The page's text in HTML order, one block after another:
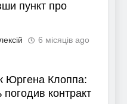
пункт про
6 місяців ago
Юргена Клоппа:
погодив контракт